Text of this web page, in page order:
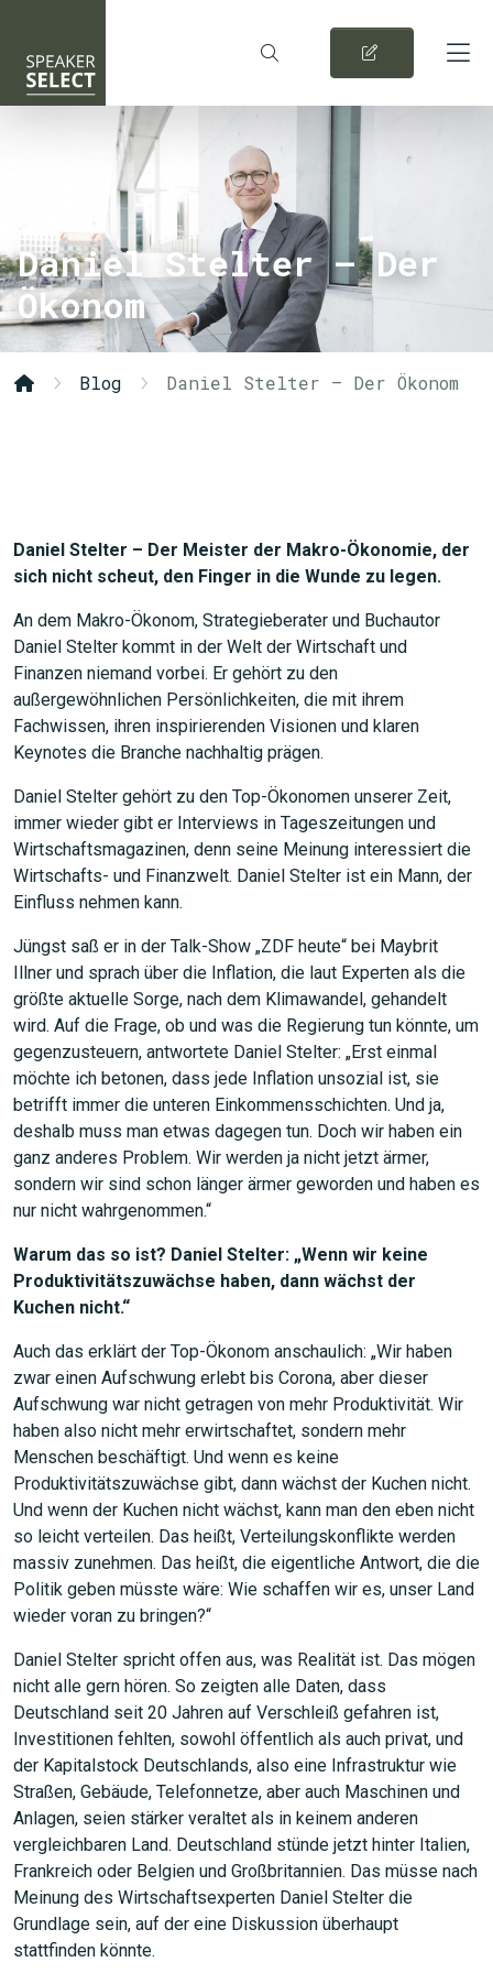
Daniel Stelter – Der
Ökonom
Blog Daniel Stelter – Der Ökonom
Daniel Stelter – Der Meister der Makro-Ökonomie, der
sich nicht scheut, den Finger in die Wunde zu legen.
An dem Makro-Ökonom, Strategieberater und Buchautor
Daniel Stelter kommt in der Welt der Wirtschaft und
Finanzen niemand vorbei. Er gehört zu den
außergewöhnlichen Persönlichkeiten, die mit ihrem
Fachwissen, ihren inspirierenden Visionen und klaren
Keynotes die Branche nachhaltig prägen.
Daniel Stelter gehört zu den Top-Ökonomen unserer Zeit,
immer wieder gibt er Interviews in Tageszeitungen und
Wirtschaftsmagazinen, denn seine Meinung interessiert die
Wirtschafts- und Finanzwelt. Daniel Stelter ist ein Mann, der
Einfluss nehmen kann.
Jüngst saß er in der Talk-Show „ZDF heute“ bei Maybrit
Illner und sprach über die Inflation, die laut Experten als die
größte aktuelle Sorge, nach dem Klimawandel, gehandelt
wird. Auf die Frage, ob und was die Regierung tun könnte, um
gegenzusteuern, antwortete Daniel Stelter: „Erst einmal
möchte ich betonen, dass jede Inflation unsozial ist, sie
betrifft immer die unteren Einkommensschichten. Und ja,
deshalb muss man etwas dagegen tun. Doch wir haben ein
ganz anderes Problem. Wir werden ja nicht jetzt ärmer,
sondern wir sind schon länger ärmer geworden und haben es
nur nicht wahrgenommen.“
Warum das so ist? Daniel Stelter: „Wenn wir keine
Produktivitätszuwächse haben, dann wächst der
Kuchen nicht.“
Auch das erklärt der Top-Ökonom anschaulich: „Wir haben
zwar einen Aufschwung erlebt bis Corona, aber dieser
Aufschwung war nicht getragen von mehr Produktivität. Wir
haben also nicht mehr erwirtschaftet, sondern mehr
Menschen beschäftigt. Und wenn es keine
Produktivitätszuwächse gibt, dann wächst der Kuchen nicht.
Und wenn der Kuchen nicht wächst, kann man den eben nicht
so leicht verteilen. Das heißt, Verteilungskonflikte werden
massiv zunehmen. Das heißt, die eigentliche Antwort, die die
Politik geben müsste wäre: Wie schaffen wir es, unser Land
wieder voran zu bringen?“
Daniel Stelter spricht offen aus, was Realität ist. Das mögen
nicht alle gern hören. So zeigten alle Daten, dass
Deutschland seit 20 Jahren auf Verschleiß gefahren ist,
Investitionen fehlten, sowohl öffentlich als auch privat, und
der Kapitalstock Deutschlands, also eine Infrastruktur wie
Straßen, Gebäude, Telefonnetze, aber auch Maschinen und
Anlagen, seien stärker veraltet als in keinem anderen
vergleichbaren Land. Deutschland stünde jetzt hinter Italien,
Frankreich oder Belgien und Großbritannien. Das müsse nach
Meinung des Wirtschaftsexperten Daniel Stelter die
Grundlage sein, auf der eine Diskussion überhaupt
stattfinden könnte.